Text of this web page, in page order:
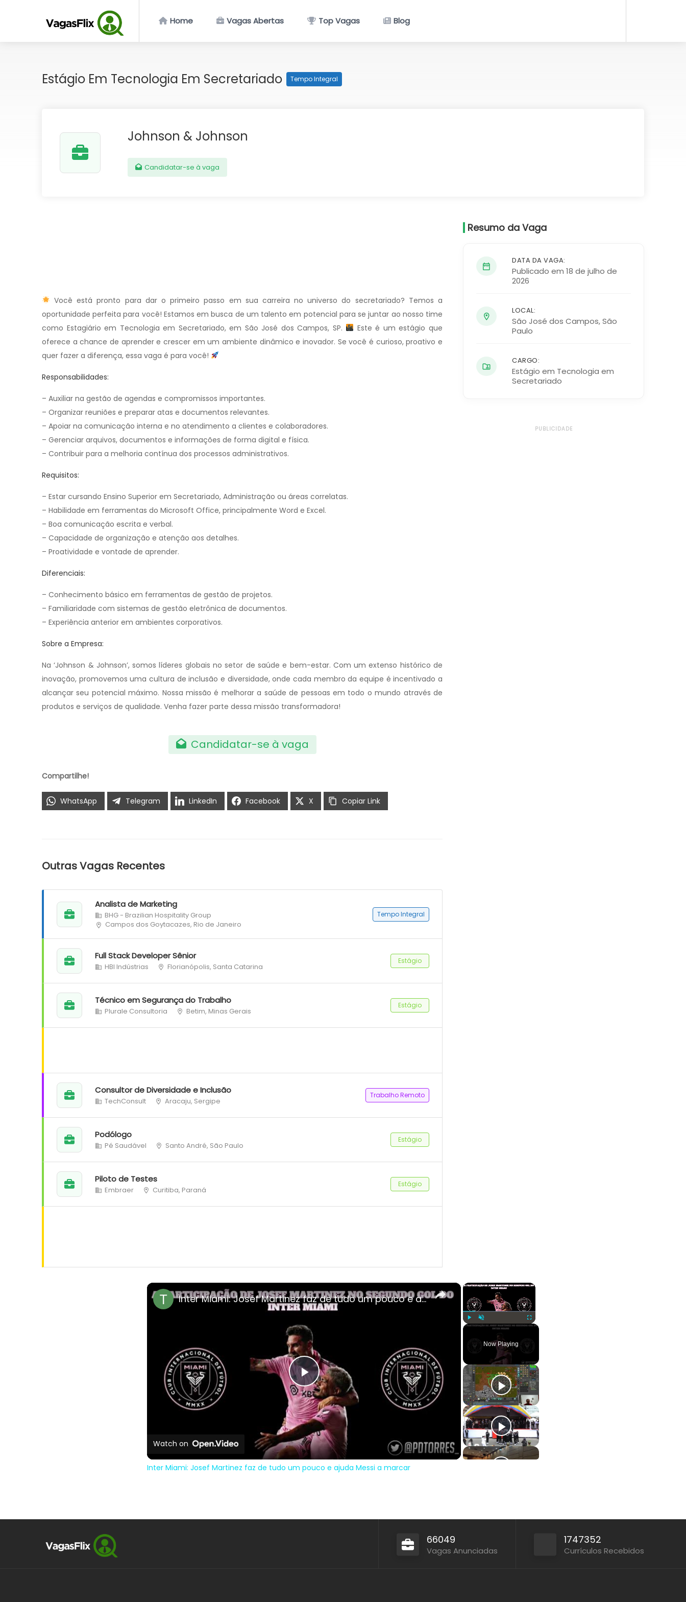
Home Vagas Abertas Top Vagas Blog
Estágio Em Tecnologia Em Secretariado Tempo Integral
Johnson & Johnson
Candidatar-se à vaga
Você está pronto para dar o primeiro passo em sua carreira no universo do secretariado? Temos a
oportunidade perfeita para você! Estamos em busca de um talento em potencial para se juntar ao nosso time
como Estagiário em Tecnologia em Secretariado, em São José dos Campos, SP.
Este é um estágio que
oferece a chance de aprender e crescer em um ambiente dinâmico e inovador. Se você é curioso, proativo e
quer fazer a diferença, essa vaga é para você!
Responsabilidades:
– Auxiliar na gestão de agendas e compromissos importantes.
– Organizar reuniões e preparar atas e documentos relevantes.
– Apoiar na comunicação interna e no atendimento a clientes e colaboradores.
– Gerenciar arquivos, documentos e informações de forma digital e física.
– Contribuir para a melhoria contínua dos processos administrativos.
Requisitos:
– Estar cursando Ensino Superior em Secretariado, Administração ou áreas correlatas.
– Habilidade em ferramentas do Microsoft Office, principalmente Word e Excel.
– Boa comunicação escrita e verbal.
– Capacidade de organização e atenção aos detalhes.
– Proatividade e vontade de aprender.
Diferenciais:
– Conhecimento básico em ferramentas de gestão de projetos.
– Familiaridade com sistemas de gestão eletrônica de documentos.
– Experiência anterior em ambientes corporativos.
Sobre a Empresa:
Na ‘Johnson & Johnson’, somos líderes globais no setor de saúde e bem-estar. Com um extenso histórico de
inovação, promovemos uma cultura de inclusão e diversidade, onde cada membro da equipe é incentivado a
alcançar seu potencial máximo. Nossa missão é melhorar a saúde de pessoas em todo o mundo através de
produtos e serviços de qualidade. Venha fazer parte dessa missão transformadora!
Candidatar-se à vaga
Compartilhe!
WhatsApp Telegram LinkedIn Facebook X Copiar Link
Outras Vagas Recentes
Analista de Marketing
BHG - Brazilian Hospitality Group
Campos dos Goytacazes, Rio de Janeiro
Tempo Integral
Full Stack Developer Sênior
HBI Indústrias Florianópolis, Santa Catarina
Estágio
Técnico em Segurança do Trabalho
Plurale Consultoria Betim, Minas Gerais
Estágio
Consultor de Diversidade e Inclusão
TechConsult Aracaju, Sergipe
Trabalho Remoto
Podólogo
Pé Saudável Santo André, São Paulo
Estágio
Piloto de Testes
Embraer Curitiba, Paraná
Estágio
Resumo da Vaga
DATA DA VAGA:
Publicado em 18 de julho de
2026
LOCAL:
São José dos Campos,São
Paulo
CARGO:
Estágio em Tecnologia em
Secretariado
PUBLICIDADE
×
Unmute Fullscreen
Now Playing
×
Play
Video
Inter Miami: Josef Martinez faz de tudo um pouco e ajuda Messi a marcar
Watch on
Inter Miami: Josef Martinez faz de tudo um pouco e ajuda Messi a marcar
66049
Vagas Anunciadas
1747352
Currículos Recebidos